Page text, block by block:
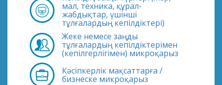
мал, техника, құрал-
жабдықтар, үшінші
тұлғалардың кепілдіктері)
Жеке немесе заңды
тұлғалардың кепілдіктерімен
(кепілгерлігімен) микроқарыз
Кәсіпкерлік мақсаттарға /
бизнеске микроқарыз